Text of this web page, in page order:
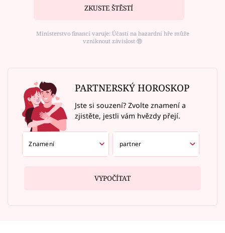
ZKUSTE ŠTĚSTÍ
Ministerstvo financí varuje: Účastí na hazardní hře může
vzniknout závislost ⑱
PARTNERSKÝ HOROSKOP
Jste si souzení? Zvolte znamení a
zjistěte, jestli vám hvězdy přejí.
VYPOČÍTAT